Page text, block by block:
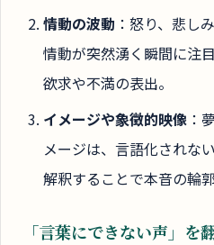
情動の波動 ：怒り、悲し
情動が突然湧く瞬間に注
欲求や不満の表出。
イメージや象徴的映像 ：
メージは、言語化されな
解釈することで本音の輪
「言葉にできない声」を